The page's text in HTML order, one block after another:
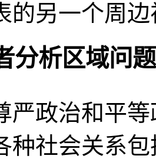
的另一个周
分析区域问题
严政治和平
种社会关系